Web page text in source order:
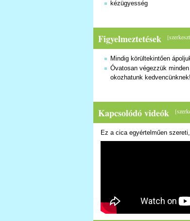
kézügyesség
[
Figyelmeztetések
Mindig körültekintően
Óvatosan végezzük
okozhatunk kedvencünknek!
[
Kapcsolódó videók
Ez a cica egyértelműen